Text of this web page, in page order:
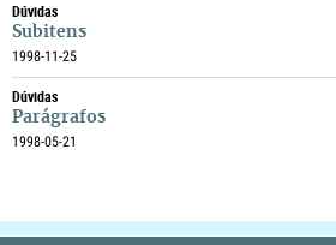
Dúvidas
Subitens
1998-11-25
Dúvidas
Parágrafos
1998-05-21